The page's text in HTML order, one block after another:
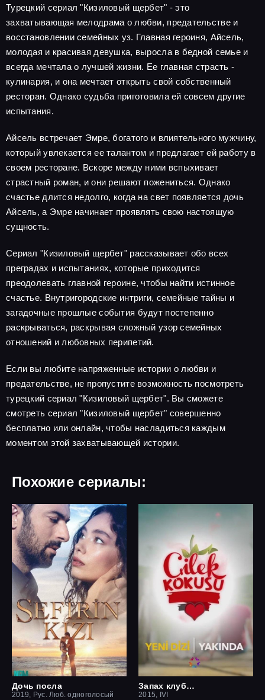
Турецкий сериал "Кизиловый щербет" - это
захватывающая мелодрама о любви, предательстве и
восстановлении семейных уз. Главная героиня, Айсель,
молодая и красивая девушка, выросла в бедной семье и
всегда мечтала о лучшей жизни. Ее главная страсть -
кулинария, и она мечтает открыть свой собственный
ресторан. Однако судьба приготовила ей совсем другие
испытания.
Айсель встречает Эмре, богатого и влиятельного мужчину,
который увлекается ее талантом и предлагает ей работу в
своем ресторане. Вскоре между ними вспыхивает
страстный роман, и они решают пожениться. Однако
счастье длится недолго, когда на свет появляется дочь
Айсель, а Эмре начинает проявлять свою настоящую
сущность.
Сериал "Кизиловый щербет" рассказывает обо всех
преградах и испытаниях, которые приходится
преодолевать главной героине, чтобы найти истинное
счастье. Внутригородские интриги, семейные тайны и
загадочные прошлые события будут постепенно
раскрываться, раскрывая сложный узор семейных
отношений и любовных перипетий.
Если вы любите напряженные истории о любви и
предательстве, не пропустите возможность посмотреть
турецкий сериал "Кизиловый щербет". Вы сможете
смотреть сериал "Кизиловый щербет" совершенно
бесплатно или онлайн, чтобы насладиться каждым
моментом этой захватывающей истории.
Похожие сериалы:
Дочь посла
2019, Рус. Люб. одноголосый
Запах клубники
2015, IVI